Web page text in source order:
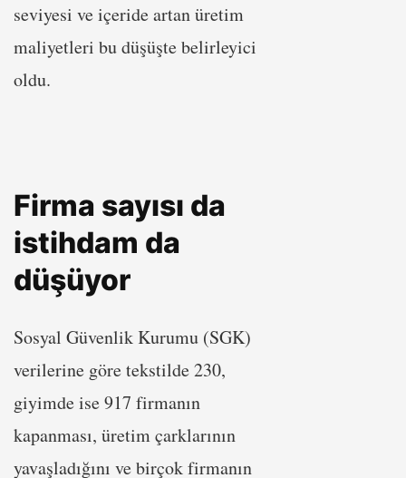
seviyesi ve içeride artan üretim
maliyetleri bu düşüşte belirleyici
oldu.
Firma sayısı da
istihdam da
düşüyor
Sosyal Güvenlik Kurumu (SGK)
verilerine göre tekstilde 230,
giyimde ise 917 firmanın
kapanması, üretim çarklarının
yavaşladığını ve birçok firmanın